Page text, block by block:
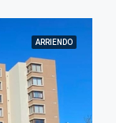
ARRIENDO